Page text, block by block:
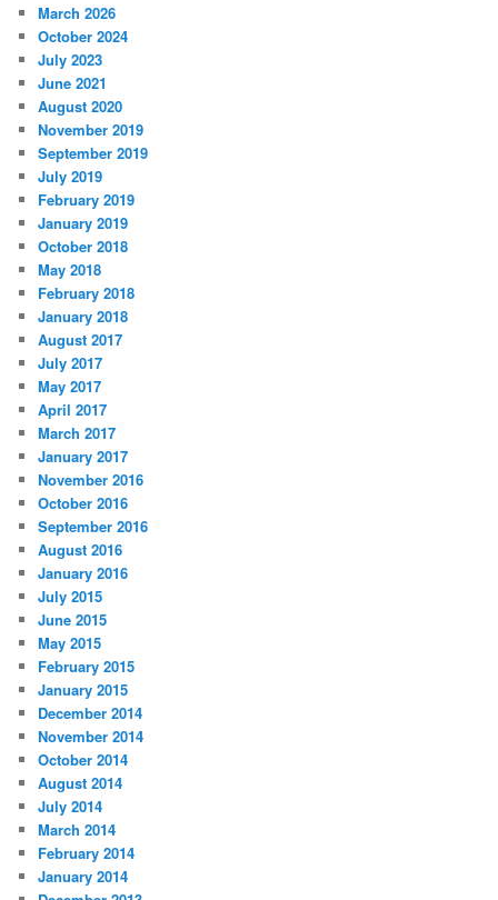
March 2026
October 2024
July 2023
June 2021
August 2020
November 2019
September 2019
July 2019
February 2019
January 2019
October 2018
May 2018
February 2018
January 2018
August 2017
July 2017
May 2017
April 2017
March 2017
January 2017
November 2016
October 2016
September 2016
August 2016
January 2016
July 2015
June 2015
May 2015
February 2015
January 2015
December 2014
November 2014
October 2014
August 2014
July 2014
March 2014
February 2014
January 2014